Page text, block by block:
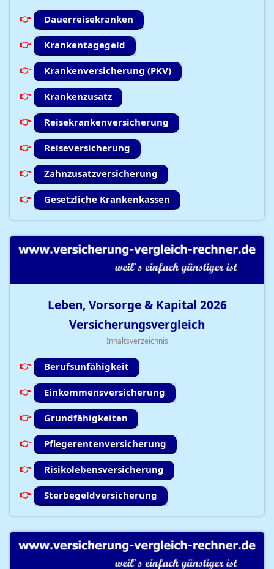
Dauerreisekranken
Krankentagegeld
Krankenversicherung (PKV)
Krankenzusatz
Reisekrankenversicherung
Reiseversicherung
Zahnzusatzversicherung
Gesetzliche Krankenkassen
Leben, Vorsorge & Kapital 2026
Versicherungsvergleich
Inhaltsverzeichnis
Berufsunfähigkeit
Einkommensversicherung
Grundfähigkeiten
Pflegerentenversicherung
Risikolebensversicherung
Sterbegeldversicherung